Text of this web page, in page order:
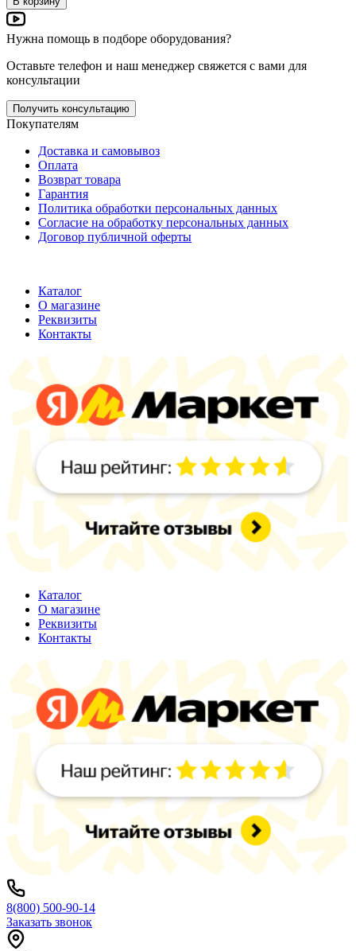
Нужна помощь в подборе оборудования?
Оставьте телефон и наш менеджер свяжется с вами для
консультации
Получить консультацию
Покупателям
Доставка и самовывоз
Оплата
Возврат товара
Гарантия
Политика обработки персональных данных
Согласие на обработку персональных данных
Договор публичной оферты
Каталог
О магазине
Реквизиты
Контакты
Каталог
О магазине
Реквизиты
Контакты
8(800) 500-90-14
Заказать звонок